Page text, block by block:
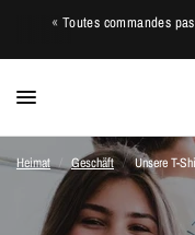
« Toutes commandes
Heimat / Geschäft / Unsere T-